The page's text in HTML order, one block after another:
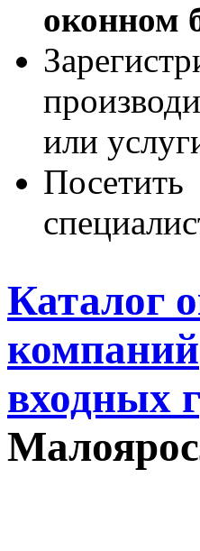
оконном
или
Каталог
компаний
входных